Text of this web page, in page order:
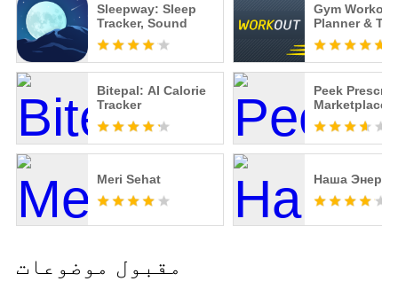
Sleepway: Sleep
Tracker, Sound
Gym Workout
Planner &
Bitepal: AI Calorie
Tracker
Peek
Marketplace
Meri Sehat Наша
مقبول موضوعات